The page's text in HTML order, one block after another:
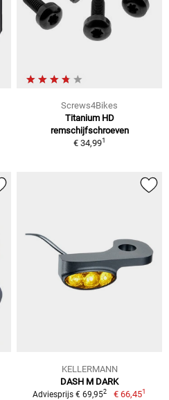
Screws4Bikes
Titanium HD
remschijfschroeven
€ 34,991
KELLERMANN
DASH M DARK
Adviesprijs € 69,952 € 66,451